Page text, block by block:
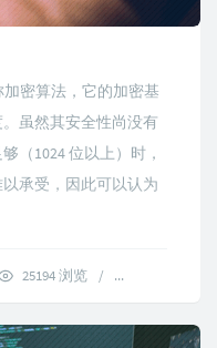
加密算法，它的加密基
虽然其安全性尚没有
（1024 位以上）时，
承受，因此可以认为
25194 浏览 /